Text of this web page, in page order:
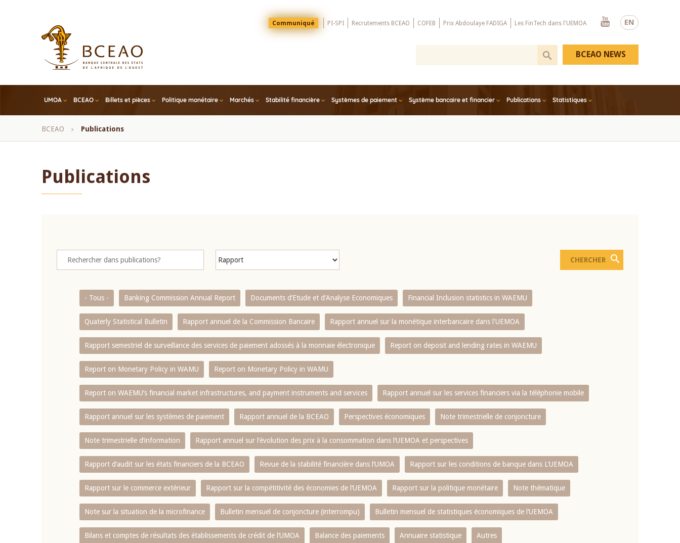
EN
Menu
Top
Communiqué PI-SPI Recrutements BCEAO COFEB Prix Abdoulaye FADIGA Les FinTech dans l'UEMOA
Youtube
UMOA BCEAO Billets et pièces Politique monétaire Marchés Stabilité financière Systèmes de paiement Système bancaire et financier Publications Statistiques
BCEAO NEWS
Fil
BCEAO Publications
Publications
- Tous - Banking Commission Annual Report Documents d’Etude et d’Analyse Economiques Financial Inclusion statistics in WAEMU
Quaterly Statistical Bulletin Rapport annuel de la Commission Bancaire Rapport annuel sur la monétique interbancaire dans l'UEMOA
Rapport semestriel de surveillance des services de paiement adossés à la monnaie électronique Report on deposit and lending rates in WAEMU
Report on Monetary Policy in WAMU Report on Monetary Policy in WAMU
Report on WAEMU’s financial market infrastructures, and payment instruments and services Rapport annuel sur les services financiers via la téléphonie mobile
Rapport annuel sur les systèmes de paiement Rapport annuel de la BCEAO Perspectives économiques Note trimestrielle de conjoncture
Note trimestrielle d‘information Rapport annuel sur l‘évolution des prix à la consommation dans l‘UEMOA et perspectives
Rapport d‘audit sur les états financiers de la BCEAO Revue de la stabilité financière dans l‘UMOA Rapport sur les conditions de banque dans L‘UEMOA
Rapport sur le commerce extérieur Rapport sur la compétitivité des économies de l‘UEMOA Rapport sur la politique monétaire Note thématique
Note sur la situation de la microfinance Bulletin mensuel de conjoncture (interrompu) Bulletin mensuel de statistiques économiques de l‘UEMOA
Bilans et comptes de résultats des établissements de crédit de l‘UMOA Balance des paiements Annuaire statistique Autres